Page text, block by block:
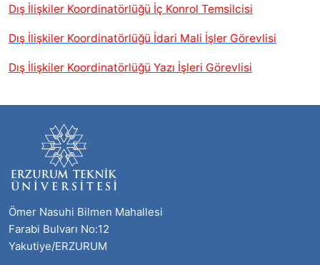
Dış İlişkiler Koordinatörlüğü İç Konrol Temsilcisi
Dış İlişkiler Koordinatörlüğü İdari Mali İşler Görevlisi
Dış İlişkiler Koordinatörlüğü Yazı İşleri Görevlisi
Ömer Nasuhi Bilmen Mahallesi
Farabi Bulvarı No:12
Yakutiye/ERZURUM